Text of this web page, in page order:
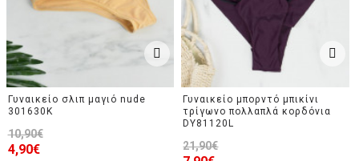
Γυναικείο σλιπ μαγιό nude
301630K
4,90€
10,90€
Γυναικείο μπορντό μπικίνι
τρίγωνο πολλαπλά κορδόνια
DY81120L
21,90€